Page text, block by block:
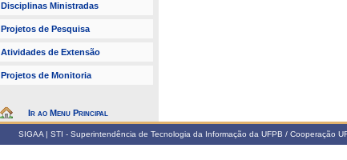
Disciplinas Ministradas
Projetos de Pesquisa
Atividades de Extensão
Projetos de Monitoria
Ir ao Menu Principal
SIGAA | STI - Superintendência de Tecnologia da Informação da UFPB / Cooperação